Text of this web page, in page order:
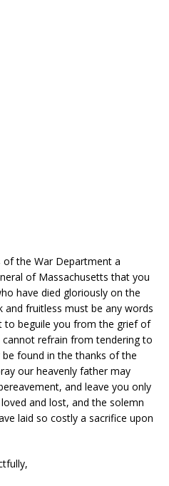
of the War Department a
of Massachusetts that you
have died gloriously on the
fruitless must be any words
to beguile you from the grief of
refrain from tendering to
found in the thanks of the
our heavenly father may
and leave you only
and lost, and the solemn
laid so costly a sacrifice upon